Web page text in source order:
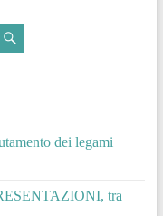
dei legami
tra